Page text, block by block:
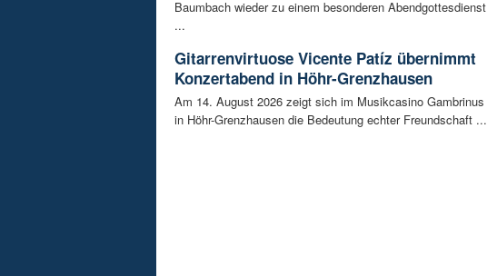
Baumbach wieder zu einem besonderen Abendgottesdienst
...
Gitarrenvirtuose Vicente Patíz übernimmt
Konzertabend in Höhr-Grenzhausen
Am 14. August 2026 zeigt sich im Musikcasino Gambrinus
in Höhr-Grenzhausen die Bedeutung echter Freundschaft ...